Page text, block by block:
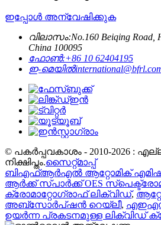
ഇപ്പോൾ അന്വേഷിക്കുക
വിലാസം:No.160 Beiqing Road,
China 100095
ഫോൺ:+86 10 62404195
ഇ-മെയിൽ
© പകർപ്പവകാശം - 2010-2026 :
നിക്ഷിപ്തം.സൈറ്റ്മാപ്പ്
ബിഎഫ്ആർഎൽ ആറ്റോമിക്
ആർക്ക് സ്പാർക്ക് OES
ക്രോമാറ്റോഗ്രാഫ് ലിക്വിഡ്,
അബ്സോർപ്ഷൻ റെയ്‌ലീ, എഇഎസ്
ഉയർന്ന പ്രകടനമുള്ള ലിക്വിഡ്